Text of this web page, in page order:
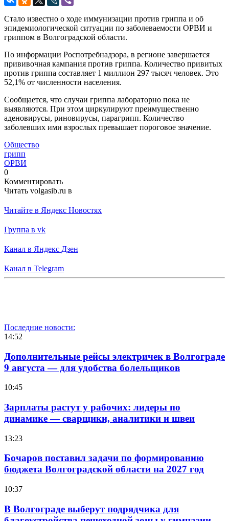
Стало известно о ходе иммунизации против гриппа и об
эпидемиологической ситуации по заболеваемости ОРВИ и
гриппом в Волгоградской области.
По информации Роспотребнадзора, в регионе завершается
прививочная кампания против гриппа. Количество привитых
против гриппа составляет 1 миллион 297 тысяч человек. Это
52,1% от численности населения.
Сообщается, что случаи гриппа лабораторно пока не
выявляются. При этом циркулируют преимущественно
аденовирусы, риновирусы, парагрипп. Количество
заболевших ими взрослых превышает пороговое значение.
Общество
грипп
ОРВИ
0
Комментировать
Читать volgasib.ru в
Читайте в Яндекс Новостях
Группа в vk
Канал в Яндекс Дзен
Канал в Telegram
Последние новости:
14:52
Дополнительные рейсы электричек в Волгограде
9 августа — для удобства болельщиков
10:45
Зарплаты растут у рабочих: лидеры по
динамике — сварщики, аналитики и швеи
13:23
Бочаров поставил задачи по формированию
бюджета Волгоградской области на 2027 год
10:37
В Волгограде выберут подрядчика для